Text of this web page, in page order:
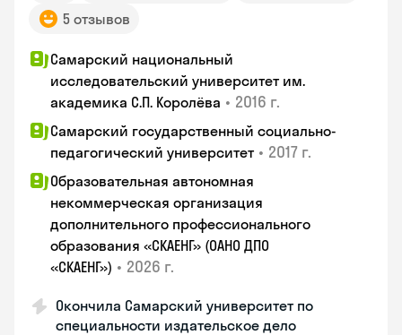
5 отзывов
Самарский национальный
исследовательский университет им.
академика С.П. Королёва • 2016 г.
Самарский государственный социально-
педагогический университет • 2017 г.
Образовательная автономная
некоммерческая организация
дополнительного профессионального
образования «СКАЕНГ» (ОАНО ДПО
«СКАЕНГ») • 2026 г.
Окончила Самарский университет по
специальности издательское дело